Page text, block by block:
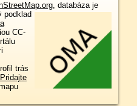
, databáza je
podklad
CC-
trás
Pridajte